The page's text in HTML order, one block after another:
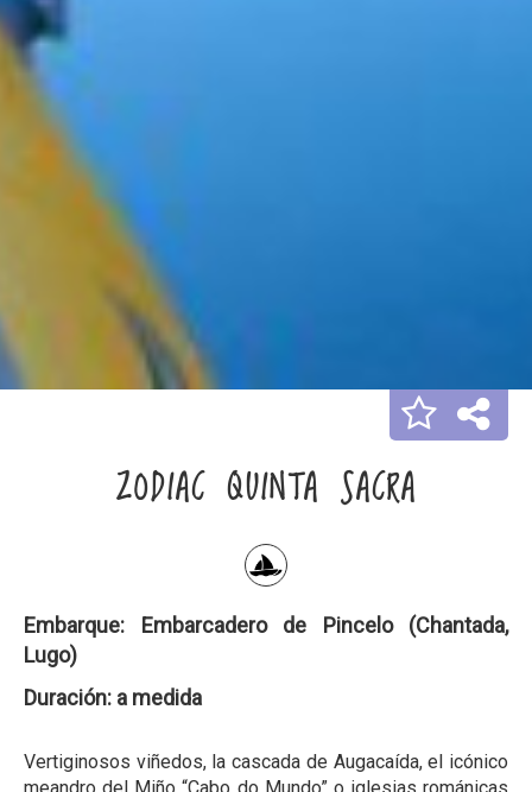
ZODIAC QUINTA SACRA
Embarque: Embarcadero de Pincelo (Chantada,
Lugo)
Duración: a medida
Vertiginosos viñedos, la cascada de Augacaída, el icónico